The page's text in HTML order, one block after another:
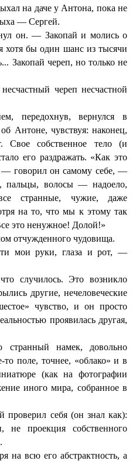
на даче у Антона, пока не
— Сергей.
он. — Закопай и молись о
хотя бы один шанс из тысячи
Закопай череп, но только не
череп несчастной
передохнув, вернулся в
Антоне, чувствуя: наконец,
Свое собственное тело (и
его раздражать. «Как это
— говорил он самому себе, —
пальцы, волосы — надоело,
странные, чужие, даже
на то, что мы к этому так
это ненужное! Долой!»
отчужденного чудовища.
мои руки, глаза и рот, —
случилось. Это возникло
другие, нечеловеческие
чувство, и он просто
проявилась другая,
странный намек, довольно
то поле, точнее, «облако» и в
(как на фотографии
иного мира, собранное в
проверил себя (он знал как):
не проекция собственного
на всю его абстрактность, а